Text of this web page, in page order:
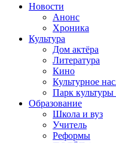
Новости
Анонс
Хроника
Культура
Дом актёра
Литература
Кино
Культурное
Парк культуры
Образование
Школа и вуз
Учитель
Реформы